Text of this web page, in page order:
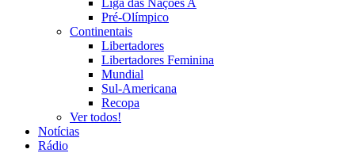
Pré-Olímpico
Continentais
Libertadores
Libertadores Feminina
Mundial
Sul-Americana
Recopa
Ver todos!
Notícias
Rádio